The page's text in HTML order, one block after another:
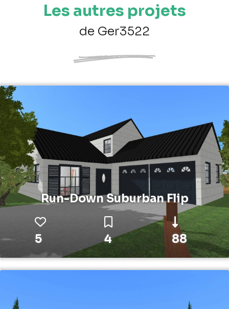
Les autres projets
de Ger3522
Run-Down Suburban Flip
5 4 88